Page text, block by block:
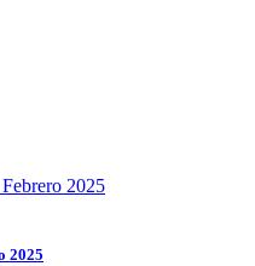
2025